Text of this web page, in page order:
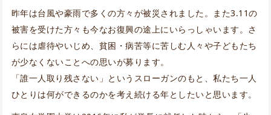
昨年は台風や豪雨で多くの方々が被災されました。また3.11の
被害を受けた方々も今なお復興の途上にいらっしゃいます。さ
らには虐待やいじめ、貧困・病苦等に苦しむ人々や子どもたち
が少なくないことへの思いが募ります。
「誰一人取り残さない」というスローガンのもと、私たち一人
ひとりは何ができるのかを考え続ける年としたいと思います。